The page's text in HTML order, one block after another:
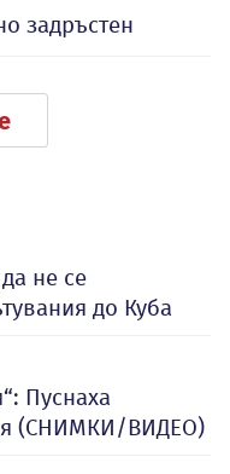
задръстен
не се
до Куба
Пуснаха
(СНИМКИ/ВИДЕО)